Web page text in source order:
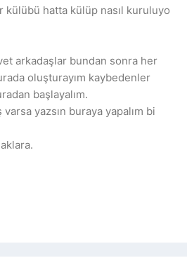
hatta külüp nasıl kuruluyo
arkadaşlar bundan sonra her
oluşturayım kaybedenler
başlayalım.
yazsın buraya yapalım bi